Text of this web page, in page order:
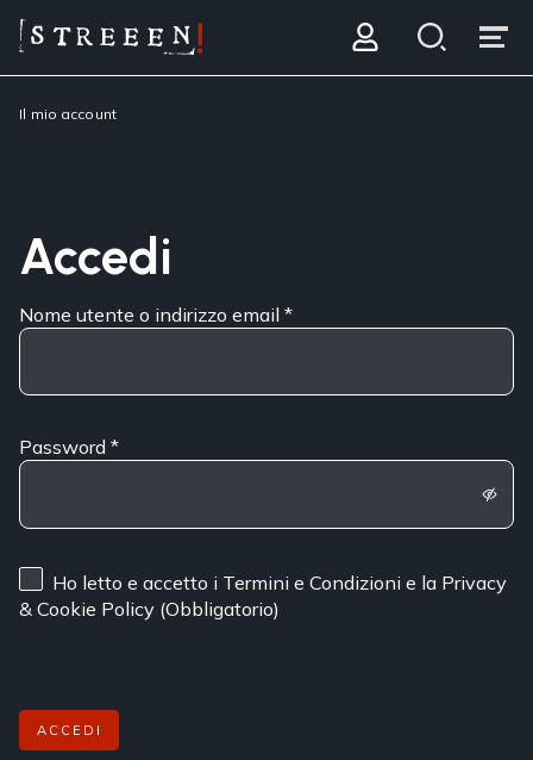
Il mio account
Accedi
Nome utente o indirizzo email*
Password*
Ho letto e accetto i Termini e Condizioni e la Privacy
& Cookie Policy (Obbligatorio)
ACCEDI